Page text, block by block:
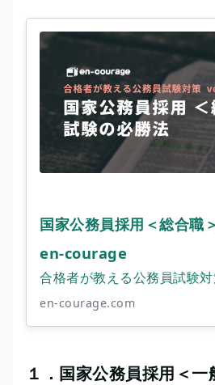
国家公務員採用＜総合職
en-courage
合格者が教える公務員試験
en-courage.com
１．国家公務員採用＜